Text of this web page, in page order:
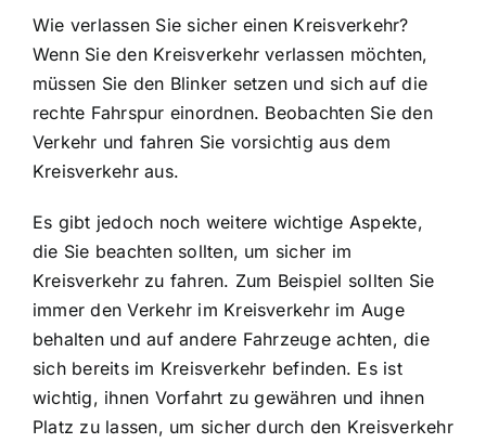
Wie verlassen Sie sicher einen Kreisverkehr?
Wenn Sie den Kreisverkehr verlassen möchten,
müssen Sie den Blinker setzen und sich auf die
rechte Fahrspur einordnen. Beobachten Sie den
Verkehr und fahren Sie vorsichtig aus dem
Kreisverkehr aus.
Es gibt jedoch noch weitere wichtige Aspekte,
die Sie beachten sollten, um sicher im
Kreisverkehr zu fahren. Zum Beispiel sollten Sie
immer den Verkehr im Kreisverkehr im Auge
behalten und auf andere Fahrzeuge achten, die
sich bereits im Kreisverkehr befinden. Es ist
wichtig, ihnen Vorfahrt zu gewähren und ihnen
Platz zu lassen, um sicher durch den Kreisverkehr